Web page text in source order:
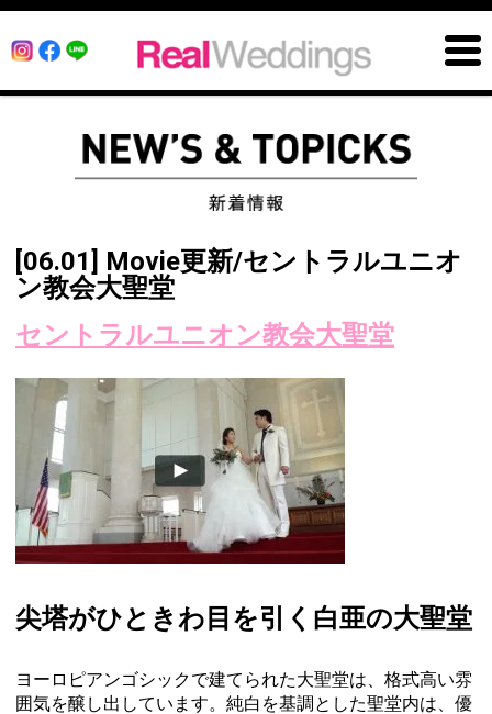
[06.01] Movie更新/セントラルユニオ
ン教会大聖堂
セントラルユニオン教会大聖堂
尖塔がひときわ目を引く白亜の大聖堂
ヨーロピアンゴシックで建てられた大聖堂は、格式高い雰
囲気を醸し出しています。純白を基調とした聖堂内は、優